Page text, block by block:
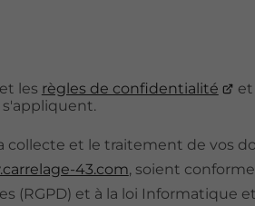
les règles de confidentialité
et
s'appliquent.
collecte et le traitement de vos
43.com, soient
(RGPD) et à la loi Informatique